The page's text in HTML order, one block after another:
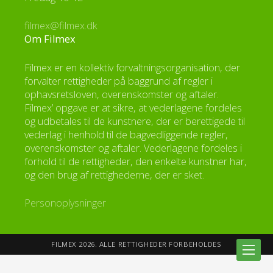
filmex@filmex.dk
Om Filmex
Filmex er en kollektiv forvaltningsorganisation, der
forvalter rettigheder på baggrund af regler i
ophavsretsloven, overenskomster og aftaler.
Filmex’ opgave er at sikre, at vederlagene fordeles
og udbetales til de kunstnere, der er berettigede til
vederlag i henhold til de bagvedliggende regler,
overenskomster og aftaler. Vederlagene fordeles i
forhold til de rettigheder, den enkelte kunstner har,
og den brug af rettighederne, der er sket.
Personoplysninger
FILMEX 2026. ALLE RETTIGHEDER FORBEHOLDES